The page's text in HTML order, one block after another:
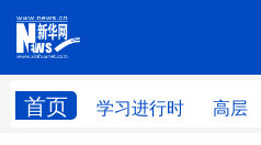
首页 学习进行时 高层
网站